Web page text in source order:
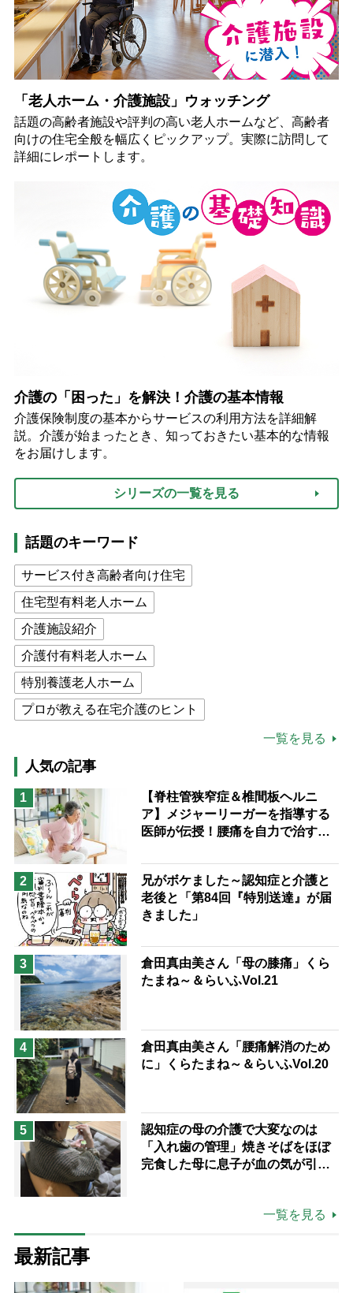
「老人ホーム・介護施設」ウォッチング
話題の高齢者施設や評判の高い老人ホームなど、高齢者
向けの住宅全般を幅広くピックアップ。実際に訪問して
詳細にレポートします。
介護の「困った」を解決！介護の基本情報
介護保険制度の基本からサービスの利用方法を詳細解
説。介護が始まったとき、知っておきたい基本的な情報
をお届けします。
シリーズの一覧を見る
話題のキーワード
サービス付き高齢者向け住宅
住宅型有料老人ホーム
介護施設紹介
介護付有料老人ホーム
特別養護老人ホーム
プロが教える在宅介護のヒント
高木ブー
ケアマネジャー
猫が母になつきません
息子の遠距離介護サバイバル術
兄がボケました
予防法
一覧を見る
人気の記事
1
【脊柱管狭窄症＆椎間板ヘルニ
ア】メジャーリーガーを指導する
医師が伝授！腰痛を自力で治す運
2
兄がボケました～認知症と介護と
老後と「第84回『特別送達』が届
きました」
3
倉田真由美さん「母の膝痛」くら
たまね～＆らいふVol.21
4
倉田真由美さん「腰痛解消のため
に」くらたまね～＆らいふVol.20
5
認知症の母の介護で大変なのは
「入れ歯の管理」焼きそばをほぼ
完食した母に息子が血の気が引い
一覧を見る
最新記事